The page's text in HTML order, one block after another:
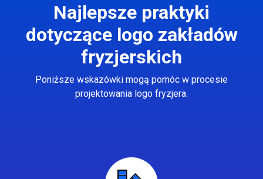
Najlepsze praktyki
dotyczące logo zakładów
fryzjerskich
Poniższe wskazówki mogą pomóc w procesie
projektowania logo fryzjera.